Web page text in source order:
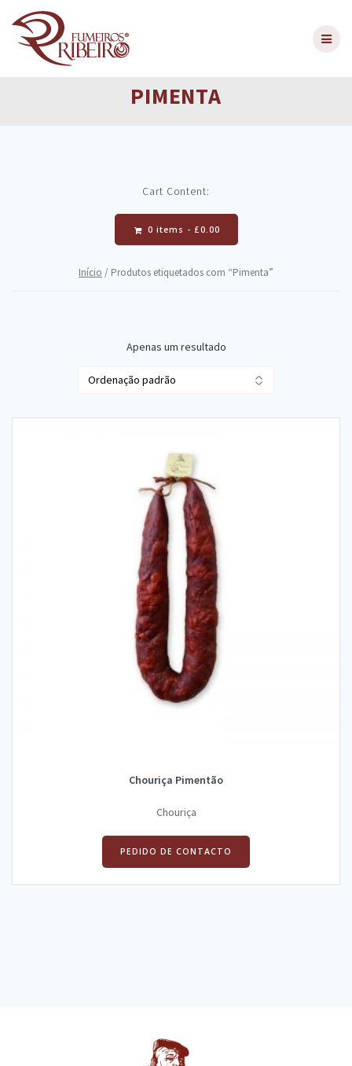
PIMENTA
Cart Content:
0 items - £0.00
Início / Produtos etiquetados com “Pimenta”
Apenas um resultado
Chouriça Pimentão
Chouriça
PEDIDO DE CONTACTO